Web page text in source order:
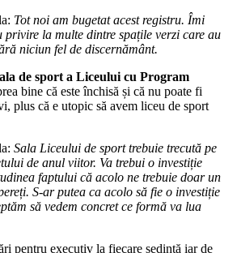
Tot noi am bugetat acest registru. Îmi
privire la multe dintre spațile verzi care au
niciun fel de discernământ.
de sport a Liceului cu Program
bine că este închisă și că nu poate fi
plus că e utopic să avem liceu de sport
Sala Liceului de sport trebuie trecută pe
de anul viitor. Va trebui o investiție
faptului că acolo ne trebuie doar un
S-ar putea ca acolo să fie o investiție
să vedem concret ce formă va lua
pentru executiv la fiecare ședință iar de